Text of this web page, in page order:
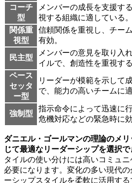
コーチ
型
メンバーの成長を支援す
視する組織に適している。
関係重
視型
信頼関係を重視し、チー
有効。
民主型
メンバーの意見を取り入
イルで、創造性を重視す
ペース
セッタ
ー型
リーダーが模範を示して
で、能力の高いチームに
強制型
指示命令によって迅速に
危機対応などの緊急時に
ダニエル・ゴールマンの理論のメ
じて最適なリーダーシップを選択で
タイルの使い分けには高いコミュ
必要になります。変化の多い現代
ーシップスタイルを柔軟に活用す